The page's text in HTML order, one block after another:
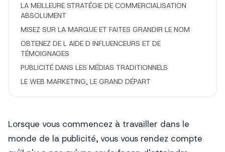
LA MEILLEURE STRATÉGIE DE COMMERCIALISATION
ABSOLUMENT
MISEZ SUR LA MARQUE ET FAITES GRANDIR LE NOM
OBTENEZ DE L AIDE D INFLUENCEURS ET DE
TÉMOIGNAGES
PUBLICITÉ DANS LES MÉDIAS TRADITIONNELS
LE WEB MARKETING, LE GRAND DÉPART
Lorsque vous commencez à travailler dans le
monde de la publicité, vous vous rendez compte